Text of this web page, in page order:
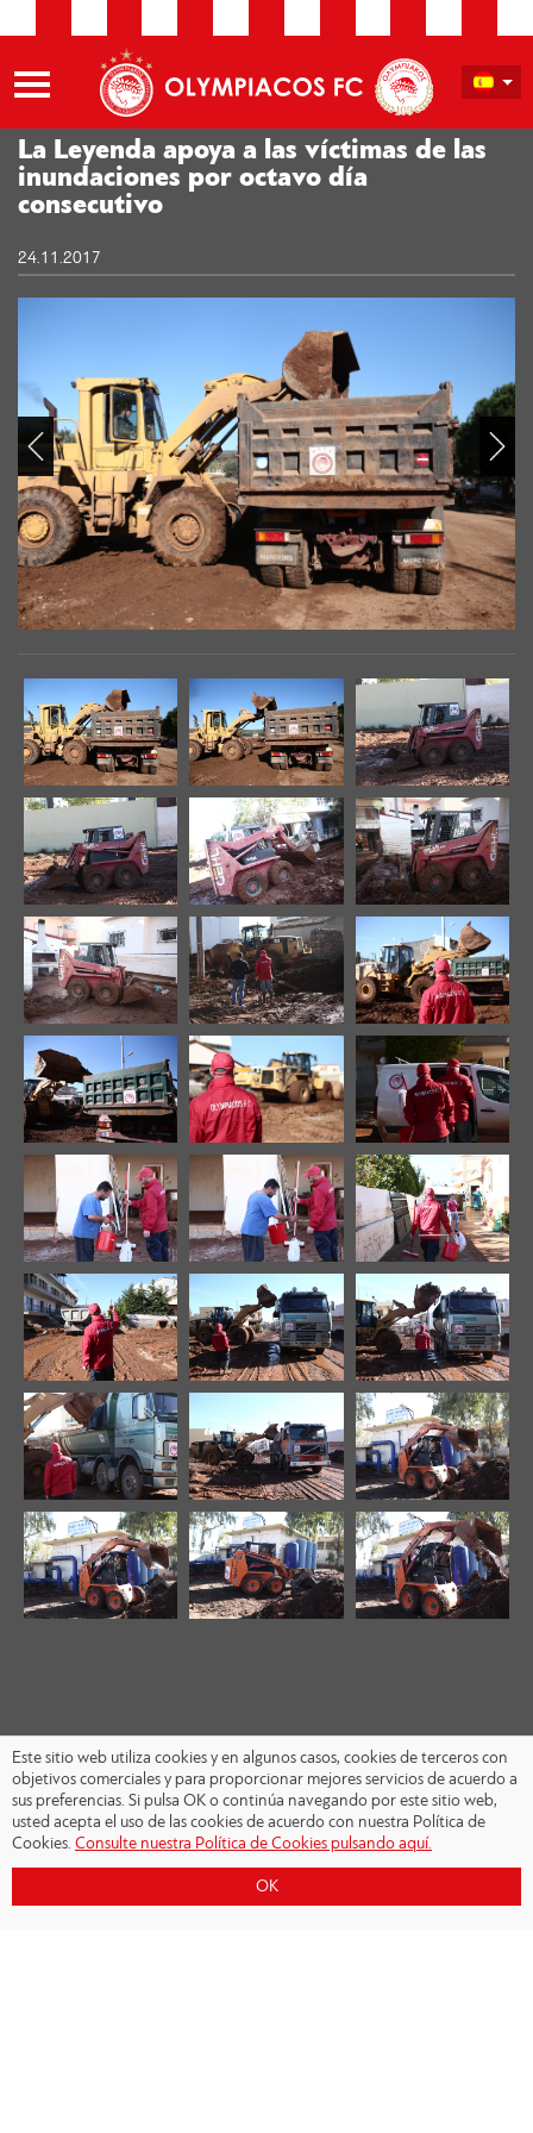
La Leyenda apoya a las víctimas de las
inundaciones por octavo día
consecutivo
24.11.2017
Este sitio web utiliza cookies y en algunos casos, cookies de terceros con
objetivos comerciales y para proporcionar mejores servicios de acuerdo a
sus preferencias. Si pulsa OK o continúa navegando por este sitio web,
usted acepta el uso de las cookies de acuerdo con nuestra Política de
Cookies. Consulte nuestra Política de Cookies pulsando aquí.
OK